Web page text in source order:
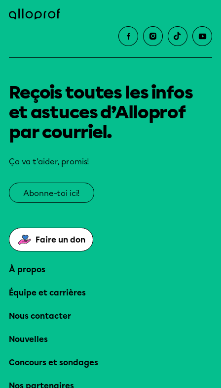
Reçois toutes les infos
et astuces d’Alloprof
par courriel.
Ça va t’aider, promis!
Abonne-toi ici!
Faire un don
À propos
Équipe et carrières
Nous contacter
Nouvelles
Concours et sondages
Nos partenaires